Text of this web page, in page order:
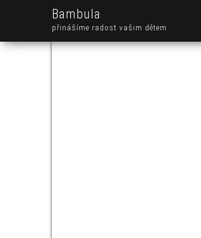
Bambula
přinášíme radost vašim dětem